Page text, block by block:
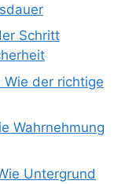
Schritt
der richtige
Wahrnehmung
Untergrund